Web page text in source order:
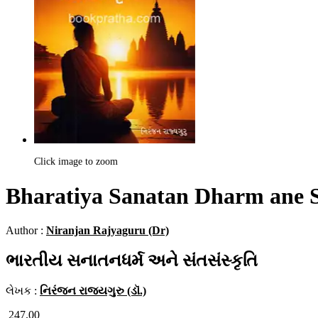
Click image to zoom
Bharatiya Sanatan Dharm ane
Author : Niranjan Rajyaguru (Dr)
ભારતીય સનાતનધર્મ અને સંતસંસ્કૃતિ
લેખક : નિરંજન રાજ્યગુરુ (ડૉ.)
247.00